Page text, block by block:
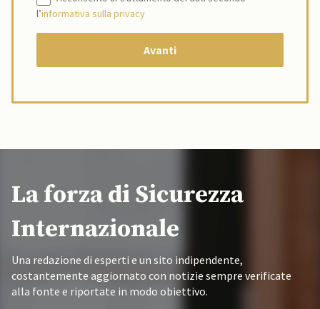
l’informativa sulla privacy
La forza di Sicurezza
Internazionale
Una redazione di esperti e un sito indipendente,
costantemente aggiornato con notizie sempre verificate
alla fonte e riportate in modo obiettivo.